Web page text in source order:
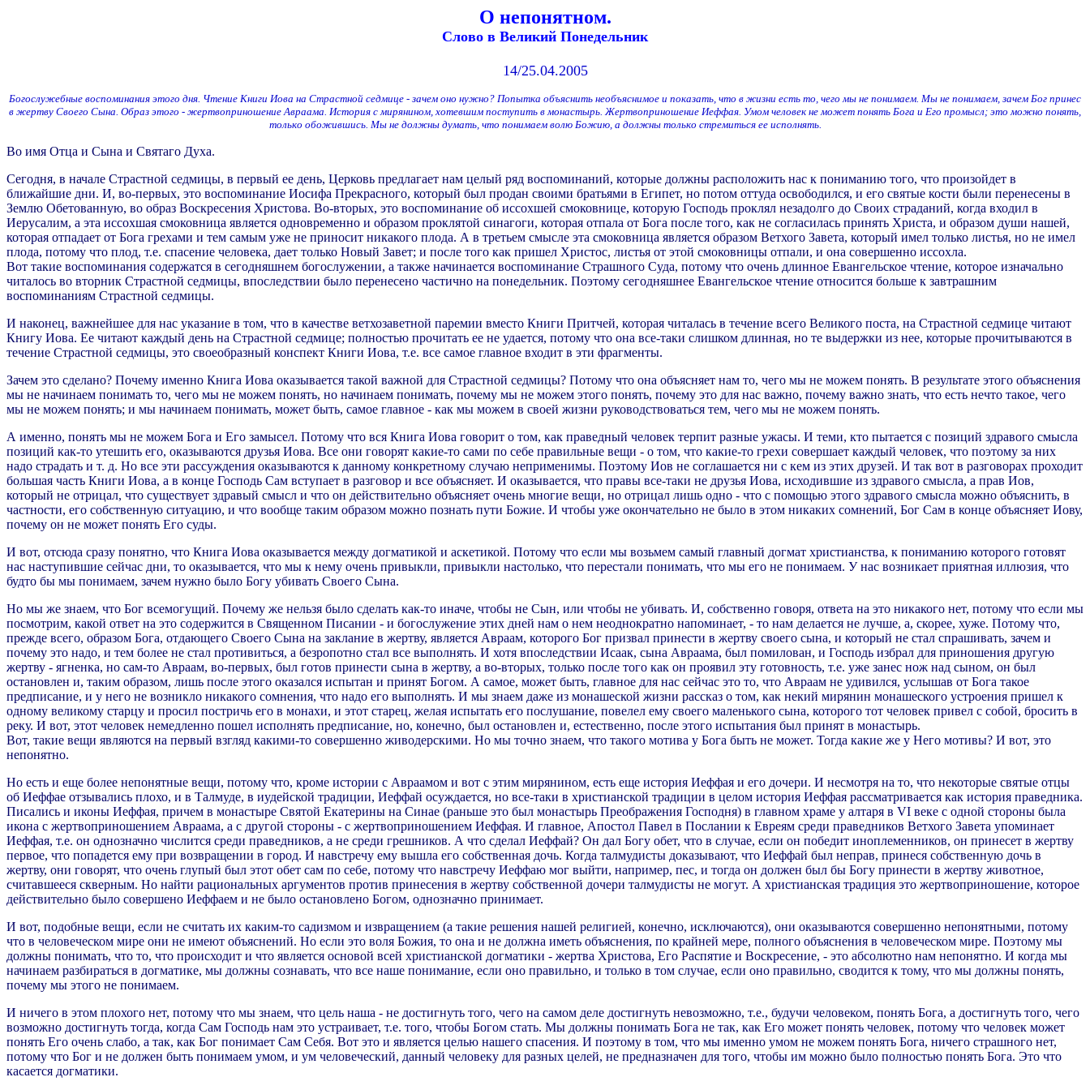
О непонятном.
Слово в Великий Понедельник
14/25.04.2005
Богослужебные воспоминания этого дня. Чтение Книги Иова на Страстной седмице - зачем оно нужно? Попытка объяснить необъяснимое и показать, что в жизни есть то, чего мы не понимаем. Мы не понимаем, зачем Бог принес
в жертву Своего Сына. Образ этого - жертвоприношение Авраама. История с мирянином, хотевшим поступить в монастырь. Жертвоприношение Иеффая. Умом человек не может понять Бога и Его промысл; это можно понять,
только обожившись. Мы не должны думать, что понимаем волю Божию, а должны только стремиться ее исполнять.
Во имя Отца и Сына и Святаго Духа.
Сегодня, в начале Страстной седмицы, в первый ее день, Церковь предлагает нам целый ряд воспоминаний, которые должны расположить нас к пониманию того, что произойдет в
ближайшие дни. И, во-первых, это воспоминание Иосифа Прекрасного, который был продан своими братьями в Египет, но потом оттуда освободился, и его святые кости были перенесены в
Землю Обетованную, во образ Воскресения Христова. Во-вторых, это воспоминание об иссохшей смоковнице, которую Господь проклял незадолго до Своих страданий, когда входил в
Иерусалим, а эта иссохшая смоковница является одновременно и образом прoклятой синагоги, которая отпала от Бога после того, как не согласилась принять Христа, и образом души нашей,
которая отпадает от Бога грехами и тем самым уже не приносит никакого плода. А в третьем смысле эта смоковница является образом Ветхого Завета, который имел только листья, но не имел
плода, потому что плод, т.е. спасение человека, дает только Новый Завет; и после того как пришел Христос, листья от этой смоковницы отпали, и она совершенно иссохла.
Вот такие воспоминания содержатся в сегодняшнем богослужении, а также начинается воспоминание Страшного Суда, потому что очень длинное Евангельское чтение, которое изначально
читалось во вторник Страстной седмицы, впоследствии было перенесено частично на понедельник. Поэтому сегодняшнее Евангельское чтение относится больше к завтрашним
воспоминаниям Страстной седмицы.
И наконец, важнейшее для нас указание в том, что в качестве ветхозаветной паремии вместо Книги Притчей, которая читалась в течение всего Великого поста, на Страстной седмице читают
Книгу Иова. Ее читают каждый день на Страстной седмице; полностью прочитать ее не удается, потому что она все-таки слишком длинная, но те выдержки из нее, которые прочитываются в
течение Страстной седмицы, это своеобразный конспект Книги Иова, т.е. все самое главное входит в эти фрагменты.
Зачем это сделано? Почему именно Книга Иова оказывается такой важной для Страстной седмицы? Потому что она объясняет нам то, чего мы не можем понять. В результате этого объяснения
мы не начинаем понимать то, чего мы не можем понять, но начинаем понимать, почему мы не можем этого понять, почему это для нас важно, почему важно знать, что есть нечто такое, чего
мы не можем понять; и мы начинаем понимать, может быть, самое главное - как мы можем в своей жизни руководствоваться тем, чего мы не можем понять.
А именно, понять мы не можем Бога и Его замысел. Потому что вся Книга Иова говорит о том, как праведный человек терпит разные ужасы. И теми, кто пытается с позиций здравого смысла
позиций как-то утешить его, оказываются друзья Иова. Все они говорят какие-то сами по себе правильные вещи - о том, что какие-то грехи совершает каждый человек, что поэтому за них
надо страдать и т. д. Но все эти рассуждения оказываются к данному конкретному случаю неприменимы. Поэтому Иов не соглашается ни с кем из этих друзей. И так вот в разговорах проходит
большая часть Книги Иова, а в конце Господь Сам вступает в разговор и все объясняет. И оказывается, что правы все-таки не друзья Иова, исходившие из здравого смысла, а прав Иов,
который не отрицал, что существует здравый смысл и что он действительно объясняет очень многие вещи, но отрицал лишь одно - что с помощью этого здравого смысла можно объяснить, в
частности, его собственную ситуацию, и что вообще таким образом можно познать пути Божие. И чтобы уже окончательно не было в этом никаких сомнений, Бог Сам в конце объясняет Иову,
почему он не может понять Его суды.
И вот, отсюда сразу понятно, что Книга Иова оказывается между догматикой и аскетикой. Потому что если мы возьмем самый главный догмат христианства, к пониманию которого готовят
нас наступившие сейчас дни, то оказывается, что мы к нему очень привыкли, привыкли настолько, что перестали понимать, что мы его не понимаем. У нас возникает приятная иллюзия, что
будто бы мы понимаем, зачем нужно было Богу убивать Своего Сына.
Но мы же знаем, что Бог всемогущий. Почему же нельзя было сделать как-то иначе, чтобы не Сын, или чтобы не убивать. И, собственно говоря, ответа на это никакого нет, потому что если мы
посмотрим, какой ответ на это содержится в Священном Писании - и богослужение этих дней нам о нем неоднократно напоминает, - то нам делается не лучше, а, скорее, хуже. Потому что,
прежде всего, образом Бога, отдающего Своего Сына на заклание в жертву, является Авраам, которого Бог призвал принести в жертву своего сына, и который не стал спрашивать, зачем и
почему это надо, и тем более не стал противиться, а безропотно стал все выполнять. И хотя впоследствии Исаак, сына Авраама, был помилован, и Господь избрал для приношения другую
жертву - ягненка, но сам-то Авраам, во-первых, был готов принести сына в жертву, а во-вторых, только после того как он проявил эту готовность, т.е. уже занес нож над сыном, он был
остановлен и, таким образом, лишь после этого оказался испытан и принят Богом. А самое, может быть, главное для нас сейчас это то, что Авраам не удивился, услышав от Бога такое
предписание, и у него не возникло никакого сомнения, что надо его выполнять. И мы знаем даже из монашеской жизни рассказ о том, как некий мирянин монашеского устроения пришел к
одному великому старцу и просил постричь его в монахи, и этот старец, желая испытать его послушание, повелел ему своего маленького сына, которого тот человек привел с собой, бросить в
реку. И вот, этот человек немедленно пошел исполнять предписание, но, конечно, был остановлен и, естественно, после этого испытания был принят в монастырь.
Вот, такие вещи являются на первый взгляд какими-то совершенно живодерскими. Но мы точно знаем, что такого мотива у Бога быть не может. Тогда какие же у Него мотивы? И вот, это
непонятно.
Но есть и еще более непонятные вещи, потому что, кроме истории с Авраамом и вот с этим мирянином, есть еще история Иеффая и его дочери. И несмотря на то, что некоторые святые отцы
об Иеффае отзывались плохо, и в Талмуде, в иудейской традиции, Иеффай осуждается, но все-таки в христианской традиции в целом история Иеффая рассматривается как история праведника.
Писались и иконы Иеффая, причем в монастыре Святой Екатерины на Синае (раньше это был монастырь Преображения Господня) в главном храме у алтаря в VI веке с одной стороны была
икона с жертвоприношением Авраама, а с другой стороны - с жертвоприношением Иеффая. И главное, Апостол Павел в Послании к Евреям среди праведников Ветхого Завета упоминает
Иеффая, т.е. он однозначно числится среди праведников, а не среди грешников. А что сделал Иеффай? Он дал Богу обет, что в случае, если он победит иноплеменников, он принесет в жертву
первое, что попадется ему при возвращении в город. И навстречу ему вышла его собственная дочь. Когда талмудисты доказывают, что Иеффай был неправ, принеся собственную дочь в
жертву, они говорят, что очень глупый был этот обет сам по себе, потому что навстречу Иеффаю мог выйти, например, пес, и тогда он должен был бы Богу принести в жертву животное,
считавшееся скверным. Но найти рациональных аргументов против принесения в жертву собственной дочери талмудисты не могут. А христианская традиция это жертвоприношение, которое
действительно было совершено Иеффаем и не было остановлено Богом, однозначно принимает.
И вот, подобные вещи, если не считать их каким-то садизмом и извращением (а такие решения нашей религией, конечно, исключаются), они оказываются совершенно непонятными, потому
что в человеческом мире они не имеют объяснений. Но если это воля Божия, то она и не должна иметь объяснения, по крайней мере, полного объяснения в человеческом мире. Поэтому мы
должны понимать, что то, что происходит и что является основой всей христианской догматики - жертва Христова, Его Распятие и Воскресение, - это абсолютно нам непонятно. И когда мы
начинаем разбираться в догматике, мы должны сознавать, что все наше понимание, если оно правильно, и только в том случае, если оно правильно, сводится к тому, что мы должны понять,
почему мы этого не понимаем.
И ничего в этом плохого нет, потому что мы знаем, что цель наша - не достигнуть того, чего на самом деле достигнуть невозможно, т.е., будучи человеком, понять Бога, а достигнуть того, чего
возможно достигнуть тогда, когда Сам Господь нам это устраивает, т.е. того, чтобы Богом стать. Мы должны понимать Бога не так, как Его может понять человек, потому что человек может
понять Его очень слабо, а так, как Бог понимает Сам Себя. Вот это и является целью нашего спасения. И поэтому в том, что мы именно умом не можем понять Бога, ничего страшного нет,
потому что Бог и не должен быть понимаем умом, и ум человеческий, данный человеку для разных целей, не предназначен для того, чтобы им можно было полностью понять Бога. Это что
касается догматики.